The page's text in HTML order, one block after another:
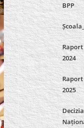
BPP
2024
2025